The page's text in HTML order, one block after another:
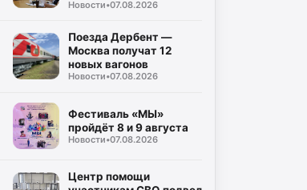
Каспийской флотилии
Новости•07.08.2026
Поезда Дербент —
Москва получат 12
новых вагонов
Новости•07.08.2026
Фестиваль «МЫ»
пройдёт 8 и 9 августа
Новости•07.08.2026
Центр помощи